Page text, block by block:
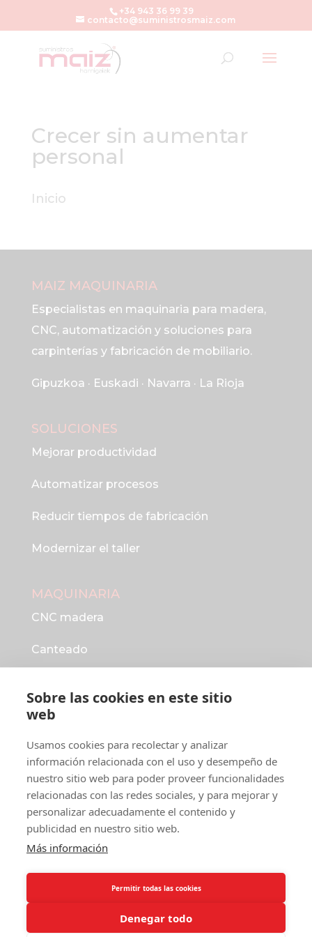
+34 943 36 99 39
contacto@suministrosmaiz.com
Crecer sin aumentar
personal
Inicio
MAIZ MAQUINARIA
Especialistas en maquinaria para madera,
CNC, automatización y soluciones para
carpinterías y fabricación de mobiliario.
Gipuzkoa · Euskadi · Navarra · La Rioja
SOLUCIONES
Mejorar productividad
Automatizar procesos
Reducir tiempos de fabricación
Modernizar el taller
MAQUINARIA
CNC madera
Canteado
Fabricación mobiliario
HABLA CON UN ASESOR
info@suministrosmaiz.com
+34 943 36 99 39
Polígono Ugaldea, 18. 20170 USURBIL
Sobre las cookies en este sitio
web
Usamos cookies para recolectar y analizar
información relacionada con el uso y desempeño de
nuestro sitio web para poder proveer funcionalidades
relacionadas con las redes sociales, y para mejorar y
personalizar adecuadamente el contenido y
publicidad en nuestro sitio web.
Más información
Permitir todas las cookies
Denegar todo